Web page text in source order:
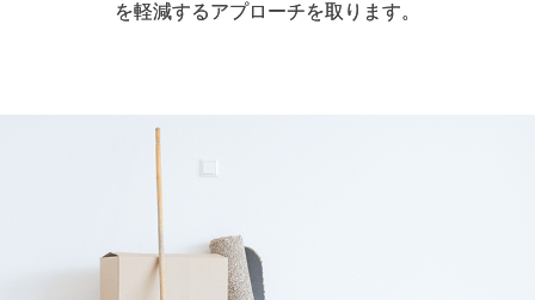
を軽減するアプローチを取ります。